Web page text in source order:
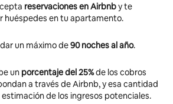
reservaciones en Airbnby te
huéspedes en tu apartamento.
un máximo de90 noches al año.
un porcentaje del 25%de los cobros
a través de Airbnb, y esa cantidad
estimación de los ingresos potenciales.